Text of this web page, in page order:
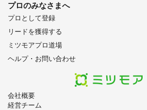
会社概要
経営チーム
プロのみなさまへ
プロとして登録
リードを獲得する
ミツモアプロ道場
ヘルプ・お問い合わせ